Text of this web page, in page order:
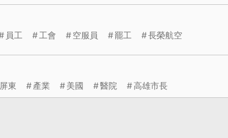
員工 工會 空服員 罷工 長榮航空
屏東 產業 美國 醫院 高雄市長